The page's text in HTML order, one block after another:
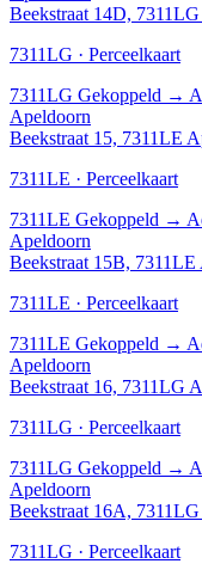
Beekstraat 14D,
7311LG · Perceelkaart
7311LG Gekoppeld →
Apeldoorn
Beekstraat 15, 7311LE
7311LE · Perceelkaart
7311LE Gekoppeld →
Apeldoorn
Beekstraat 15B, 7311LE
7311LE · Perceelkaart
7311LE Gekoppeld →
Apeldoorn
Beekstraat 16, 7311LG
7311LG · Perceelkaart
7311LG Gekoppeld →
Apeldoorn
Beekstraat 16A,
7311LG · Perceelkaart